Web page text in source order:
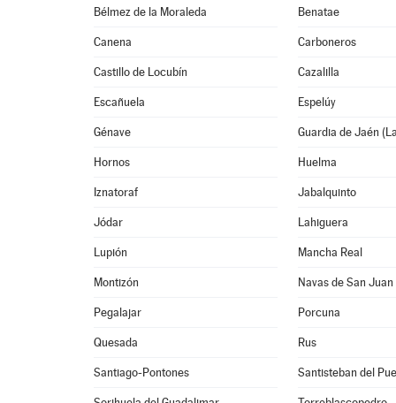
Bélmez de la Moraleda Benatae
Canena Carboneros
Castillo de Locubín Cazalilla
Escañuela Espelúy
Génave Guardia de Jaén
Hornos Huelma
Iznatoraf Jabalquinto
Jódar Lahiguera
Lupión Mancha Real
Montizón Navas de San Juan
Pegalajar Porcuna
Quesada Rus
Santiago-Pontones Santisteban del